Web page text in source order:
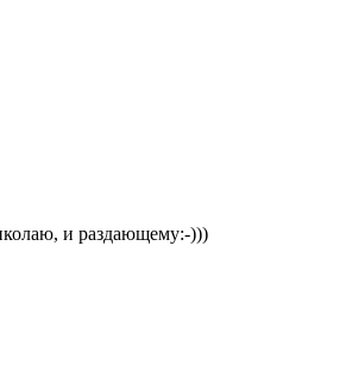
и раздающему:-)))